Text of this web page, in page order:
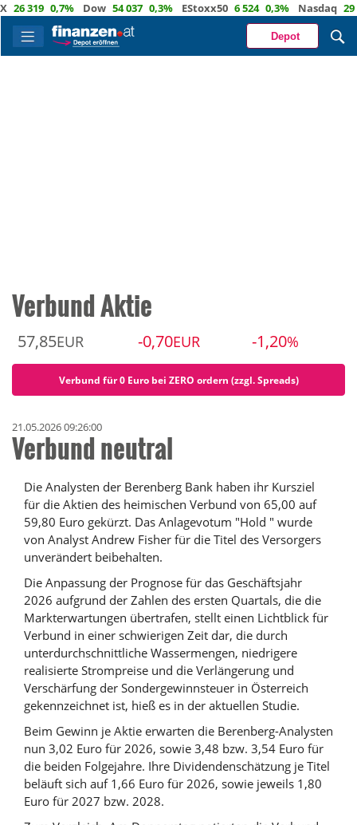
319 0,7% Dow 54 037 0,3% EStoxx50 6 524 0,3% Nasdaq 29 722
Depot
Verbund Aktie
57,85EUR -0,70EUR -1,20%
Verbund für 0 Euro bei ZERO ordern (zzgl. Spreads)
21.05.2026 09:26:00
Verbund neutral
Die Analysten der Berenberg Bank haben ihr Kursziel
für die Aktien des heimischen Verbund von 65,00 auf
59,80 Euro gekürzt. Das Anlagevotum "Hold " wurde
von Analyst Andrew Fisher für die Titel des Versorgers
unverändert beibehalten.
Die Anpassung der Prognose für das Geschäftsjahr
2026 aufgrund der Zahlen des ersten Quartals, die die
Markterwartungen übertrafen, stellt einen Lichtblick für
Verbund in einer schwierigen Zeit dar, die durch
unterdurchschnittliche Wassermengen, niedrigere
realisierte Strompreise und die Verlängerung und
Verschärfung der Sondergewinnsteuer in Österreich
gekennzeichnet ist, hieß es in der aktuellen Studie.
Beim Gewinn je Aktie erwarten die Berenberg-Analysten
nun 3,02 Euro für 2026, sowie 3,48 bzw. 3,54 Euro für
die beiden Folgejahre. Ihre Dividendenschätzung je Titel
beläuft sich auf 1,66 Euro für 2026, sowie jeweils 1,80
Euro für 2027 bzw. 2028.